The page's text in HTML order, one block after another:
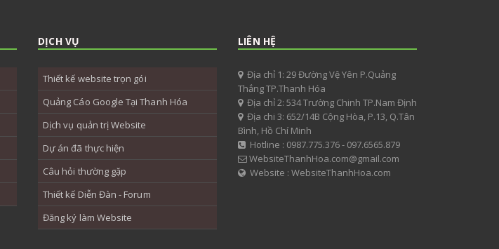
DỊCH VỤ
Thiết kế website trọn gói
Quảng Cáo Google Tại Thanh Hóa
Dịch vụ quản trị Website
Dự án đã thực hiện
Câu hỏi thường gặp
Thiết kế Diễn Đàn - Forum
Đăng ký làm Website
LIÊN HỆ
Địa chỉ 1: 29 Đường Vệ Yên P.Quảng
Thắng TP.Thanh Hóa
Địa chỉ 2: 534 Trường Chinh TP.Nam Định
Địa chi 3: 652/14B Cộng Hòa, P.13, Q.Tân
Bình, Hồ Chí Minh
Hotline : 0987.775.376 - 097.6565.879
WebsiteThanhHoa.com@gmail.com
Website : WebsiteThanhHoa.com